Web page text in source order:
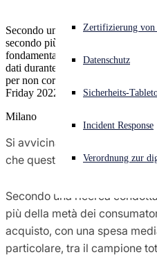
Akuter Cyberangriff? Fordern
Anmelden
Open search
Deutsch Open language switcher
Zertifizierung von
Datenschutz
Sicherheits-
Incident Response
Verordnung zur
Auszeichnungen
Secondo una recente ricerca
secondo più colpito dal
fondamentale sensibilizzare gli
dati durante lo shopping online 5
per non correre rischi durante la
Friday 2022
Milano
Si avvicina l’annuale
che quest’anno cadrà il 25
Secondo una ricerca
più della metà dei
acquisto, con una spesa
particolare, tra il campione